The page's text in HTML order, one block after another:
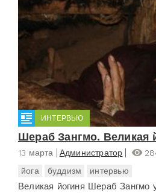
ИНТЕРВЬЮ
Шераб Зангмо. Великая
13 марта Администратор
йога
буддизм интервью
Великая йогиня Шераб Зангмо